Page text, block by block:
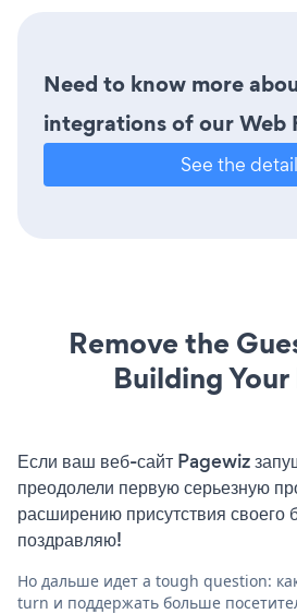
Need to know more
integrations of our Web
See the
Remove the
Building Your
Если ваш веб-сайт Pagewiz
преодолели первую серьезную
расширению присутствия своего
поздравляю!
Но дальше идет a tough question:
turn и поддержать больше